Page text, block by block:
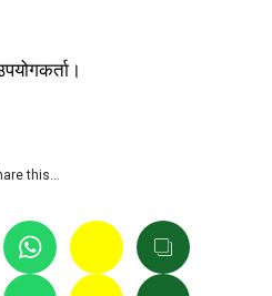
this…